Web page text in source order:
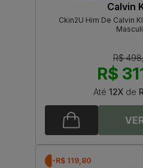
Calvin
Ckin2U Him De Calvin
R$
R$
Até 12Xde
-R$ 119,80